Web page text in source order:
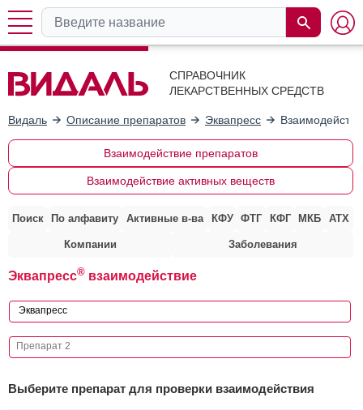
СПРАВОЧНИК
ЛЕКАРСТВЕННЫХ СРЕДСТВ
Видаль Описание препаратов Эквапресс
Взаимодействие препаратов
Взаимодействие активных веществ
Поиск По алфавиту Активные в-ва КФУ ФТГ КФГ МКБ АТХ
Компании Заболевания
Эквапресс® взаимодействие
Выберите препарат для проверки взаимодействия